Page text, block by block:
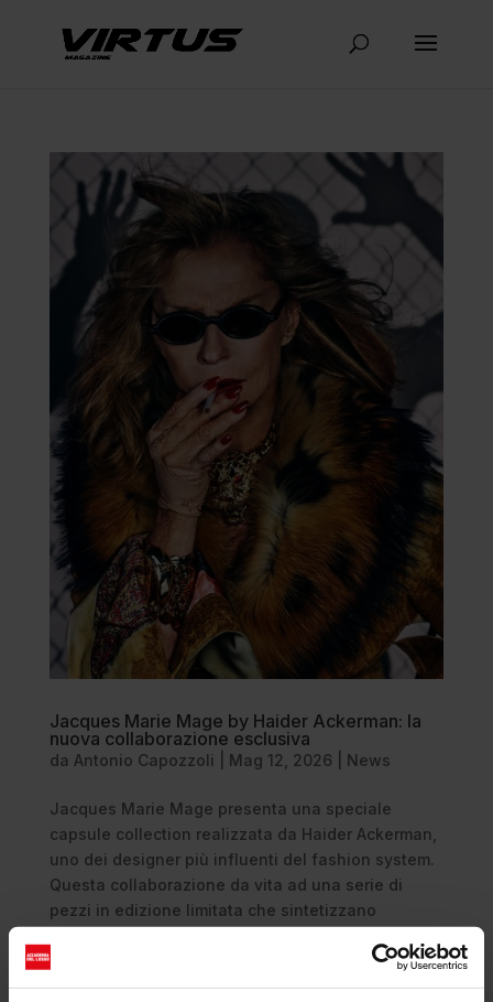
Jacques Marie Mage by Haider Ackerman: la
nuova collaborazione esclusiva
da Antonio Capozzoli Mag 12, 2026 News
Jacques Marie Mage presenta una speciale
capsule collection realizzata da Haider Ackerman,
uno dei designer più influenti del fashion system.
Questa collaborazione da vita ad una serie di
pezzi in edizione limitata che sintetizzano